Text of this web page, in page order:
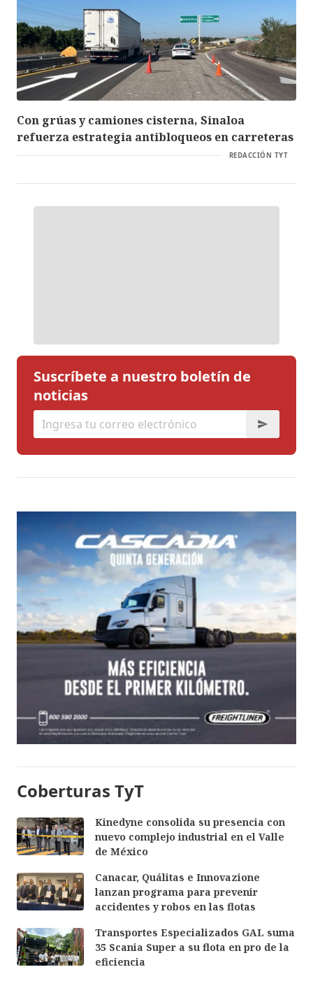
Con grúas y camiones cisterna, Sinaloa
refuerza estrategia antibloqueos en carreteras
REDACCIÓN TYT
Suscríbete a nuestro boletín de
noticias
Coberturas TyT
Kinedyne consolida su presencia con
nuevo complejo industrial en el Valle
de México
Canacar, Quálitas e Innovazione
lanzan programa para prevenir
accidentes y robos en las flotas
Transportes Especializados GAL suma
35 Scania Super a su flota en pro de la
eficiencia